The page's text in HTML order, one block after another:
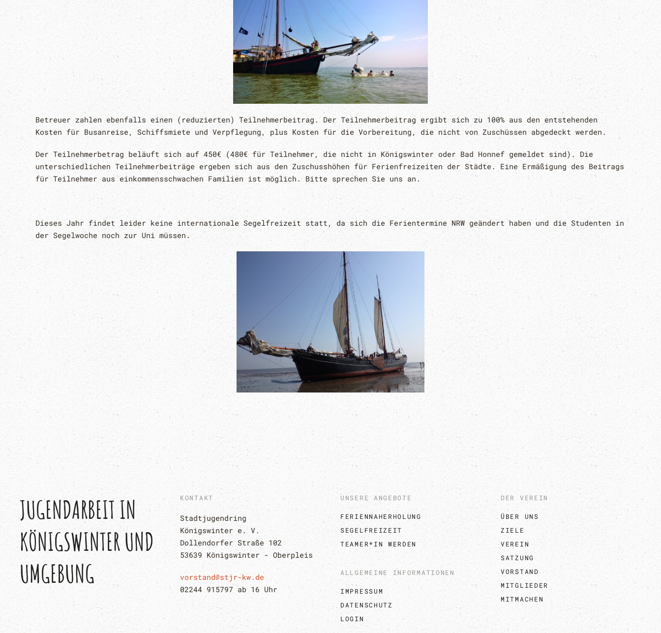
Betreuer zahlen ebenfalls einen (reduzierten) Teilnehmerbeitrag. Der Teilnehmerbeitrag ergibt sich zu 100% aus den entstehenden
Kosten für Busanreise, Schiffsmiete und Verpflegung, plus Kosten für die Vorbereitung, die nicht von Zuschüssen abgedeckt werden.
Der Teilnehmerbetrag beläuft sich auf 450€ (480€ für Teilnehmer, die nicht in Königswinter oder Bad Honnef gemeldet sind). Die
unterschiedlichen Teilnehmerbeiträge ergeben sich aus den Zuschusshöhen für Ferienfreizeiten der Städte. Eine Ermäßigung des Beitrags
für Teilnehmer aus einkommensschwachen Familien ist möglich. Bitte sprechen Sie uns an.
Dieses Jahr findet leider keine internationale Segelfreizeit statt, da sich die Ferientermine NRW geändert haben und die Studenten in
der Segelwoche noch zur Uni müssen.
JUGENDARBEIT IN
KÖNIGSWINTER UND
UMGEBUNG
KONTAKT
Stadtjugendring
Königswinter e. V.
Dollendorfer Straße 102
53639 Königswinter - Oberpleis
vorstand@stjr-kw.de
02244 915797 ab 16 Uhr
UNSERE ANGEBOTE
FERIENNAHERHOLUNG
SEGELFREIZEIT
TEAMER*IN WERDEN
ALLGEMEINE INFORMATIONEN
IMPRESSUM
DATENSCHUTZ
LOGIN
DER VEREIN
ÜBER UNS
ZIELE
VEREIN
SATZUNG
VORSTAND
MITGLIEDER
MITMACHEN